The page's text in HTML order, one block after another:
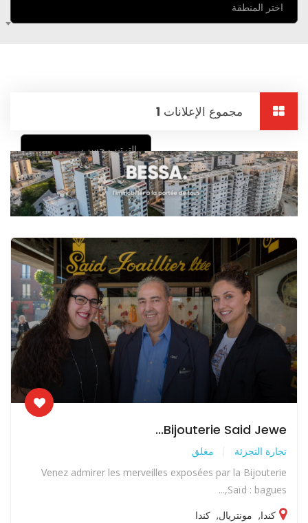
اختر المنطقة
مجموع الإعلانات 1
الترتيب حسب
Bijouterie Said Jewe...
تجارة التجزئة مغلق
Venez admirer les merveilles exposées par la Bijouterie
Saïd : bagues,...
كندا, مونتريال, كندا